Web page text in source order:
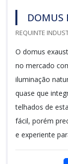
DOMUS
REQUINTE
O domus
no mercado
iluminação
quase que
telhados de
fácil, porém
e experiente